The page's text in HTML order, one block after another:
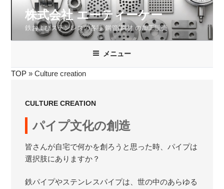
ン
ス
株式会社 エーティーケー
鉄およびステンレスの各種 鋼管/鋼材 の加工販売
メニュー
TOP » Culture creation
CULTURE CREATION
パイプ文化の創造
皆さんが自宅で何かを創ろうと思った時、パイプは
選択肢にありますか？
鉄パイプやステンレスパイプは、世の中のあらゆる